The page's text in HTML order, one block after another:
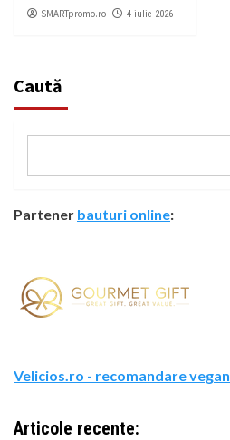
SMARTpromo.ro 4 iulie 2026
Caută
Partener bauturi online:
Velicios.ro - recomandare vegan
Articole recente: